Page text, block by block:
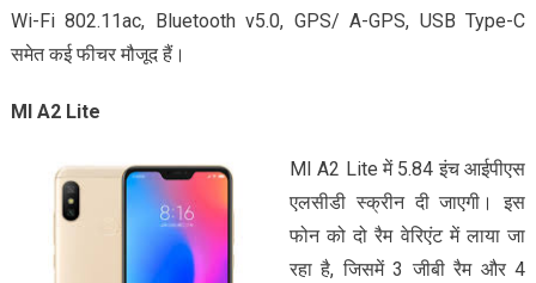
Wi-Fi 802.11ac, Bluetooth v5.0, GPS/ A-GPS, USB Type-C
समेत कई फीचर मौजूद हैं।
MI A2 Lite
MI A2 Lite में 5.84 इंच आईपीएस
एलसीडी स्क्रीन दी जाएगी। इस
फोन को दो रैम वेरिएंट में लाया जा
रहा है, जिसमें 3 जीबी रैम और 4